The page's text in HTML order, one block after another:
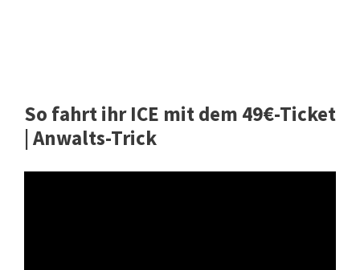
So fahrt ihr ICE mit dem 49€-Ticket
| Anwalts-Trick